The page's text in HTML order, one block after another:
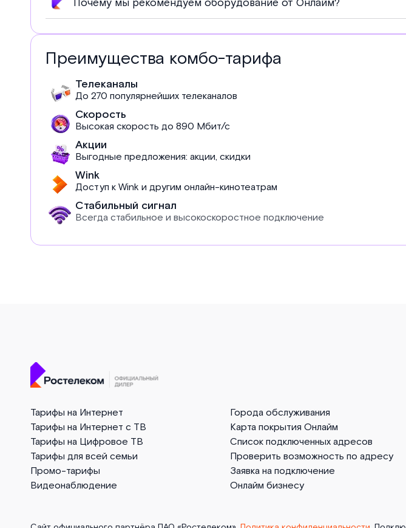
Почему мы рекомендуем оборудование от Онлайм?
Преимущества комбо-тарифа
Телеканалы
До 270 популярнейших телеканалов
Скорость
Высокая скорость до 890 Мбит/с
Акции
Выгодные предложения: акции, скидки
Wink
Доступ к Wink и другим онлайн-кинотеатрам
Стабильный сигнал
Всегда стабильное и высокоскоростное подключение
Тарифы на Интернет
Тарифы на Интернет с ТВ
Тарифы на Цифровое ТВ
Тарифы для всей семьи
Промо-тарифы
Видеонаблюдение
Города обслуживания
Карта покрытия Онлайм
Список подключенных адресов
Проверить возможность по адресу
Заявка на подключение
Онлайм бизнесу